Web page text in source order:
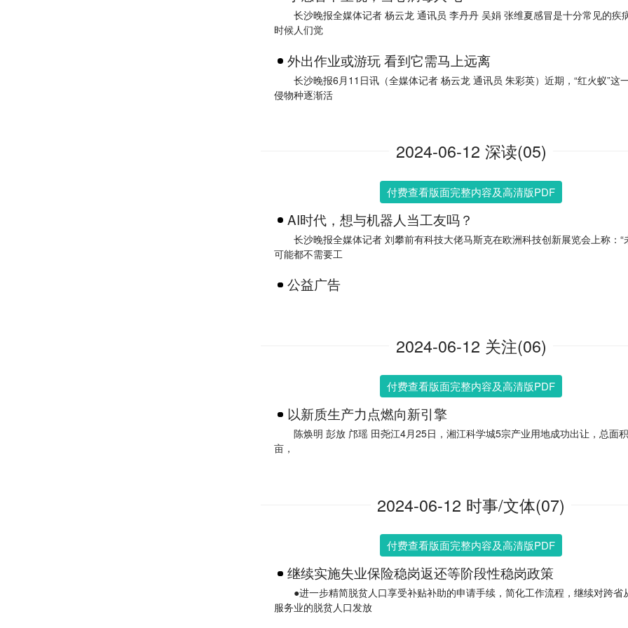
长沙晚报全媒体记者 杨云龙 通讯员 李丹丹 吴娟 张维夏感冒是十分常见的疾
时候人们觉
外出作业或游玩 看到它需马上远离
长沙晚报6月11日讯（全媒体记者 杨云龙 通讯员 朱彩英）近期，“红火蚁”这
侵物种逐渐活
2024-06-12 深读(05)
付费查看版面完整内容及高清版PDF
AI时代，想与机器人当工友吗？
长沙晚报全媒体记者 刘攀前有科技大佬马斯克在欧洲科技创新展览会上称：“
可能都不需要工
公益广告
2024-06-12 关注(06)
付费查看版面完整内容及高清版PDF
以新质生产力点燃向新引擎
陈焕明 彭放 邝瑶 田尧江4月25日，湘江科学城5宗产业用地成功出让，总面
亩，
2024-06-12 时事/文体(07)
付费查看版面完整内容及高清版PDF
继续实施失业保险稳岗返还等阶段性稳岗政策
●进一步精简脱贫人口享受补贴补助的申请手续，简化工作流程，继续对跨省
服务业的脱贫人口发放